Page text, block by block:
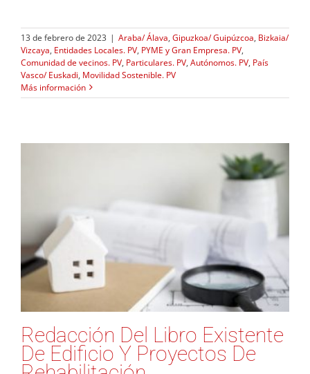
13 de febrero de 2023 | Araba/ Álava, Gipuzkoa/ Guipúzcoa, Bizkaia/
Vizcaya, Entidades Locales. PV, PYME y Gran Empresa. PV,
Comunidad de vecinos. PV, Particulares. PV, Autónomos. PV, País
Vasco/ Euskadi, Movilidad Sostenible. PV
Más información
Redacción Del Libro Existente
De Edificio Y Proyectos De